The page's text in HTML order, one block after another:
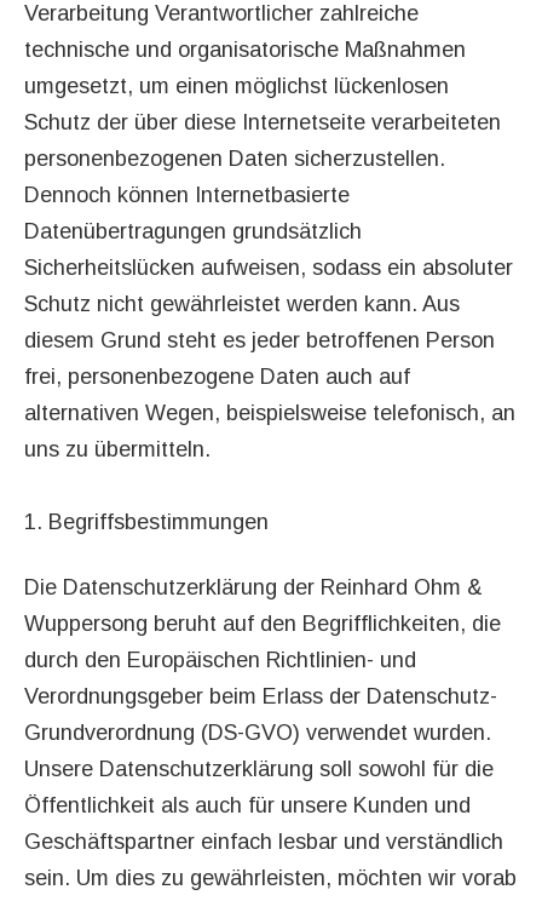
Verarbeitung Verantwortlicher zahlreiche
technische und organisatorische Maßnahmen
umgesetzt, um einen möglichst lückenlosen
Schutz der über diese Internetseite verarbeiteten
personenbezogenen Daten sicherzustellen.
Dennoch können Internetbasierte
Datenübertragungen grundsätzlich
Sicherheitslücken aufweisen, sodass ein absoluter
Schutz nicht gewährleistet werden kann. Aus
diesem Grund steht es jeder betroffenen Person
frei, personenbezogene Daten auch auf
alternativen Wegen, beispielsweise telefonisch, an
uns zu übermitteln.
1. Begriffsbestimmungen
Die Datenschutzerklärung der Reinhard Ohm &
Wuppersong beruht auf den Begrifflichkeiten, die
durch den Europäischen Richtlinien- und
Verordnungsgeber beim Erlass der Datenschutz-
Grundverordnung (DS-GVO) verwendet wurden.
Unsere Datenschutzerklärung soll sowohl für die
Öffentlichkeit als auch für unsere Kunden und
Geschäftspartner einfach lesbar und verständlich
sein. Um dies zu gewährleisten, möchten wir vorab